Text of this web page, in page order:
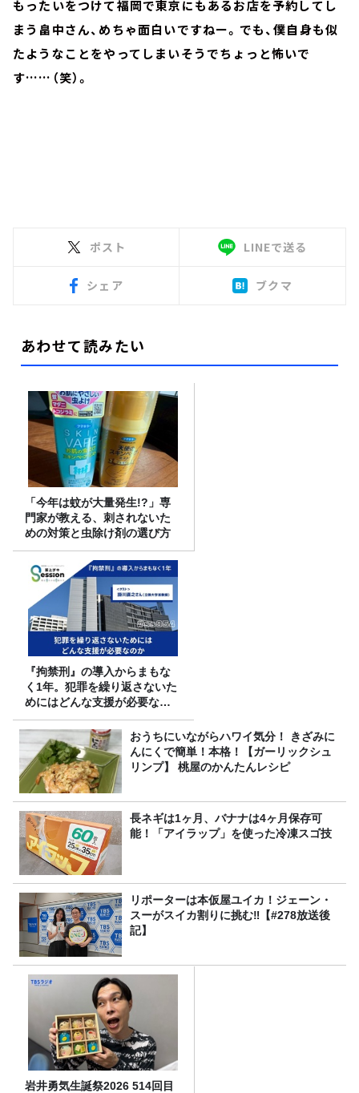
もったいをつけて福岡で東京にもあるお店を予約してし
まう畠中さん、めちゃ面白いですねー。でも、僕自身も似
たようなことをやってしまいそうでちょっと怖いで
す……（笑）。
ポスト LINEで送る
シェア ブクマ
あわせて読みたい
「今年は蚊が大量発生!?」専
門家が教える、刺されないた
めの対策と虫除け剤の選び方
『拘禁刑』の導入からまもな
く1年。犯罪を繰り返さないた
めにはどんな支援が必要なの
か
おうちにいながらハワイ気分！ きざみに
んにくで簡単！本格！【ガーリックシュ
リンプ】 桃屋のかんたんレシピ
長ネギは1ヶ月、バナナは4ヶ月保存可
能！「アイラップ」を使った冷凍スゴ技
リポーターは本仮屋ユイカ！ジェーン・
スーがスイカ割りに挑む‼【#278放送後
記】
岩井勇気生誕祭2026 514回目